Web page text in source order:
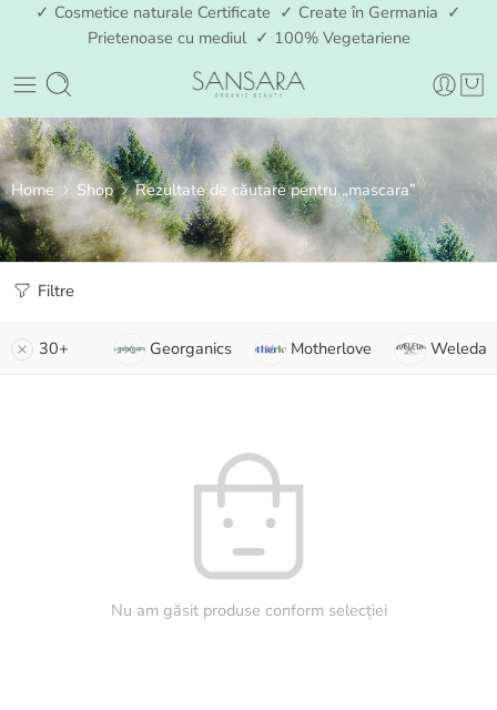
✓ Cosmetice naturale Certificate ✓ Create în Germania ✓
Prietenoase cu mediul ✓ 100% Vegetariene
Home Shop Rezultate de căutare pentru „mascara”
Filtre
30+ Georganics Motherlove Weleda
Nu am găsit produse conform selecției